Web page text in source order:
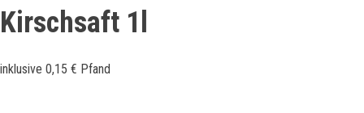
Kirschsaft 1l
inklusive 0,15 € Pfand